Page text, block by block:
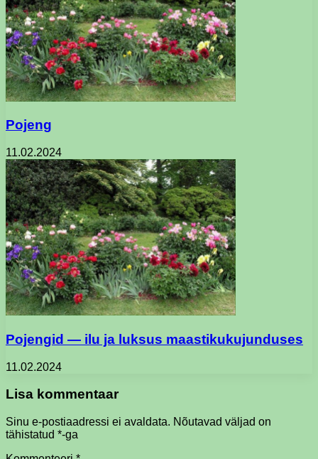
Pojeng
11.02.2024
Pojengid — ilu ja luksus maastikukujunduses
11.02.2024
Lisa kommentaar
Sinu e-postiaadressi ei avaldata. Nõutavad väljad on
tähistatud *-ga